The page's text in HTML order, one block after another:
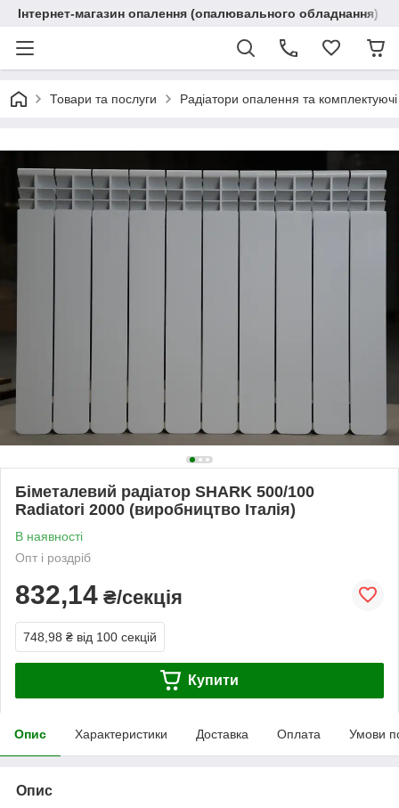
Інтернет-магазин опалення (опалювального обладнання)
Товари та послуги Радіатори опалення та комплектуючі
Біметалевий радіатор SHARK 500/100
Radiatori 2000 (виробництво Італія)
В наявності
Опт і роздріб
832,14 ₴/секція
748,98 ₴ від 100 секцій
Купити
Опис Характеристики Доставка Оплата Умови
Опис